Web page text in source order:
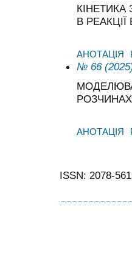
В
АНОТАЦІЯ
№ 66
АНОТАЦІЯ
ISSN: 2078-